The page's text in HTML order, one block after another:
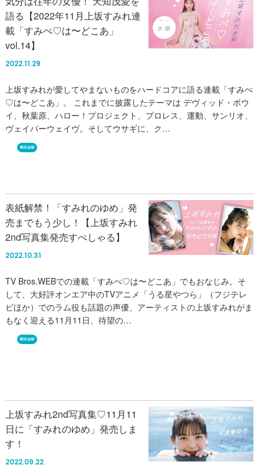
語る【2022年11月上坂すみれ連
載「すみぺ♡は〜どこあ」
vol.14】
2022.11.29
上坂すみれが愛してやまないものをハードコアに語る連載「すみぺ
♡は〜どこあ」。 これまでに披露したテーマは デヴィッド・ボウ
イ、秋葉原、ハロー！プロジェクト、プロレス、運動、サンリオ、
ヴェイパーウェイヴ。そしてウサギに、ク…
REGULAR
表紙解禁！「すみれのゆめ」発
売までもう少し！【上坂すみれ
2nd写真集発売すぺしゃる】
2022.10.31
TV Bros.WEBでの連載「すみぺ♡は〜どこあ」でもおなじみ。そ
して、大好評オンエア中のTVアニメ「うる星やつら」（フジテレ
ビほか）でのラム役も話題の声優、アーティストの上坂すみれがま
もなく迎える11月11日、待望の…
REGULAR
上坂すみれ2nd写真集♡11月11
日に「すみれのゆめ」発売しま
す！
2022.09.22